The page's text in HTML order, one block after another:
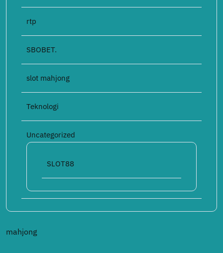
rtp
SBOBET.
slot mahjong
Teknologi
Uncategorized
SLOT88
mahjong